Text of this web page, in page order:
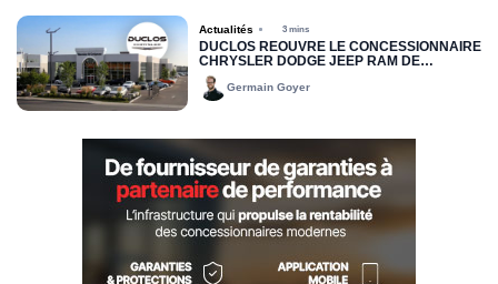
Actualités 3 mins
DUCLOS RÉOUVRE LE CONCESSIONNAIRE
CHRYSLER DODGE JEEP RAM DE
DRUMMONDVILLE
Germain Goyer